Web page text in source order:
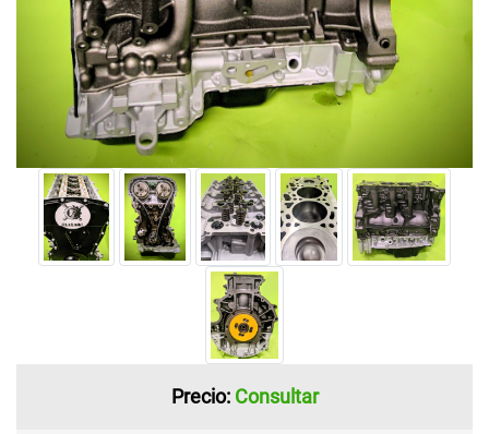
Precio: Consultar